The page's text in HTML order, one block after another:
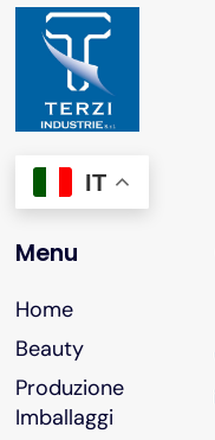
IT
Menu
Home
Beauty
Produzione
Imballaggi